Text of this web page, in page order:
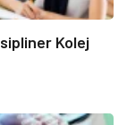
Kolej